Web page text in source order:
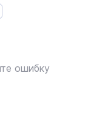
ошибку